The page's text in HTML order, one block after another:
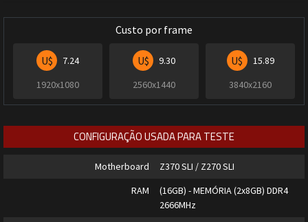
Custo por frame
U$
7.24
1920x1080
U$
9.30
2560x1440
U$
15.89
3840x2160
CONFIGURAÇÃO USADA PARA TESTE
Motherboard
Z370 SLI / Z270 SLI
RAM
(16GB) - MEMÓRIA (2x8GB) DDR4
2666MHz